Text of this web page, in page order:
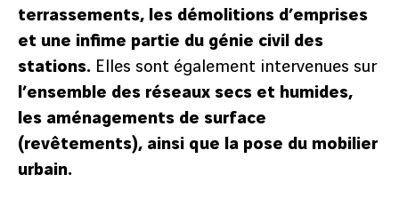
terrassements, les démolitions d’emprises
et une infime partie du génie civil des
stations. Elles sont également intervenues sur
l’ensemble des réseaux secs et humides,
les aménagements de surface
(revêtements), ainsi que la pose du mobilier
urbain.